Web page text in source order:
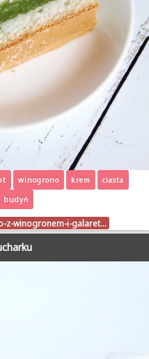
winogrono krem
ciasta
budyń
z-winogronem-i-galaret…